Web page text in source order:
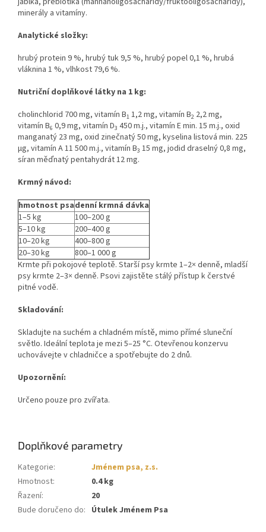
minerály a vitamíny.
Analytické složky:
hrubý protein 9 %, hrubý tuk 9,5 %, hrubý popel 0,1 %, hrubá
vláknina 1 %, vlhkost 79,6 %.
Nutriční doplňkové látky na 1 kg:
cholinchlorid 700 mg, vitamín B1 1,2 mg, vitamín B2 2,2 mg,
vitamín B6 0,9 mg, vitamín D3 450 m.j., vitamín E min. 15 m.j., oxid
manganatý 23 mg, oxid zinečnatý 50 mg, kyselina listová min. 225
μg, vitamín A 11 500 m.j., vitamín B3 15 mg, jodid draselný 0,8 mg,
síran měďnatý pentahydrát 12 mg.
Krmný návod:
hmotnost psadenní krmná dávka
1–5 kg
100–200 g
5–10 kg
200–400 g
10–20 kg
400–800 g
20–30 kg
800–1 000 g
Krmte při pokojové teplotě. Starší psy krmte 1–2× denně, mladší
psy krmte 2–3× denně. Psovi zajistěte stálý přístup k čerstvé
pitné vodě.
Skladování:
Skladujte na suchém a chladném místě, mimo přímé sluneční
světlo. Ideální teplota je mezi 5–25 °C. Otevřenou konzervu
uchovávejte v chladničce a spotřebujte do 2 dnů.
Upozornění:
Určeno pouze pro zvířata.
Doplňkové parametry
Kategorie:
Jménem psa, z.s.
Hmotnost:
0.4 kg
Řazení:
20
Bude doručeno do: Útulek Jménem Psa